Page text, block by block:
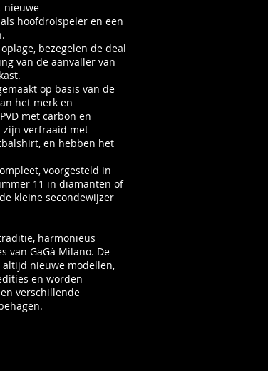
nieuwe
hoofdrolspeler en een
bezegelen de deal
van de aanvaller van
op basis van de
het merk en
met carbon en
zijn verfraaid met
en hebben het
voorgesteld in
11 in diamanten of
kleine secondewijzer
harmonieus
van GaGà Milano. De
nieuwe modellen,
en worden
verschillende